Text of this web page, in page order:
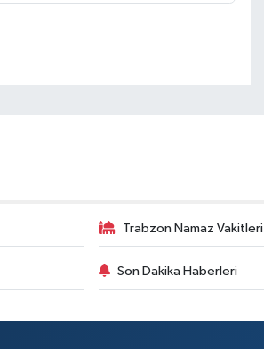
Trabzon Namaz Vakitleri
Son Dakika Haberleri